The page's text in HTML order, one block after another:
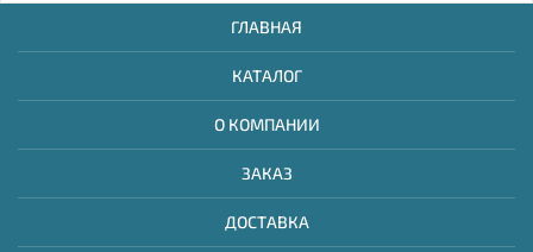
ГЛАВНАЯ
КАТАЛОГ
О КОМПАНИИ
ЗАКАЗ
ДОСТАВКА